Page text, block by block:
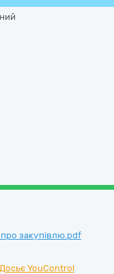
про закупівлю.pdf
Досьє YouControl